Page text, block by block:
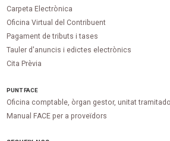
Carpeta Electrònica
Oficina Virtual del Contribuent
Pagament de tributs i tases
Tauler d'anuncis i edictes electrònics
Cita Prèvia
PUNTFACE
Oficina comptable, òrgan gestor, unitat
Manual FACE per a proveïdors